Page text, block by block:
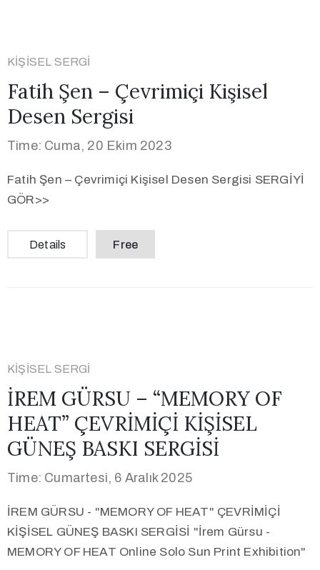
KIŞISEL SERGI
Fatih Şen – Çevrimiçi Kişisel
Desen Sergisi
Time: Cuma, 20 Ekim 2023
Fatih Şen – Çevrimiçi Kişisel Desen Sergisi SERGİYİ
GÖR>>
Details Free
KIŞISEL SERGI
İREM GÜRSU – “MEMORY OF
HEAT” ÇEVRİMİÇİ KİŞİSEL
GÜNEŞ BASKI SERGİSİ
Time: Cumartesi, 6 Aralık 2025
İREM GÜRSU - "MEMORY OF HEAT" ÇEVRİMİÇİ
KİŞİSEL GÜNEŞ BASKI SERGİSİ "İrem Gürsu -
MEMORY OF HEAT Online Solo Sun Print Exhibition"